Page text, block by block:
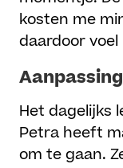
kosten me
daardoor voel
Het dagelijks
Petra heeft
om te gaan.